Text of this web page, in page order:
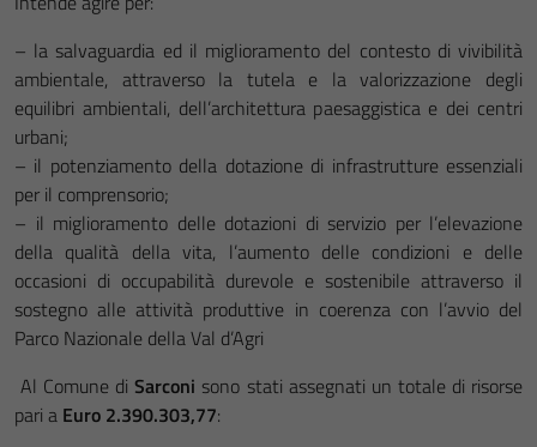
– la salvaguardia ed il miglioramento del contesto di vivibilità
ambientale, attraverso la tutela e la valorizzazione degli
equilibri ambientali, dell’architettura paesaggistica e dei centri
urbani;
– il potenziamento della dotazione di infrastrutture essenziali
per il comprensorio;
– il miglioramento delle dotazioni di servizio per l’elevazione
della qualità della vita, l’aumento delle condizioni e delle
occasioni di occupabilità durevole e sostenibile attraverso il
sostegno alle attività produttive in coerenza con l’avvio del
Parco Nazionale della Val d’Agri
Al Comune diSarconi sono stati assegnati un totale di risorse
pari a Euro 2.390.303,77: